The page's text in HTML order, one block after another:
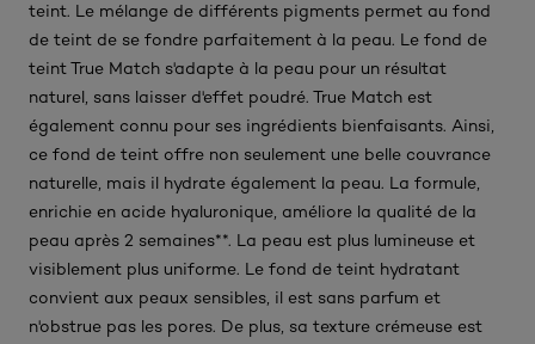
teint. Le mélange de différents pigments permet au fond
de teint de se fondre parfaitement à la peau. Le fond de
teint True Match s'adapte à la peau pour un résultat
naturel, sans laisser d'effet poudré. True Match est
également connu pour ses ingrédients bienfaisants. Ainsi,
ce fond de teint offre non seulement une belle couvrance
naturelle, mais il hydrate également la peau. La formule,
enrichie en acide hyaluronique, améliore la qualité de la
peau après 2 semaines**. La peau est plus lumineuse et
visiblement plus uniforme. Le fond de teint hydratant
convient aux peaux sensibles, il est sans parfum et
n'obstrue pas les pores. De plus, sa texture crémeuse est